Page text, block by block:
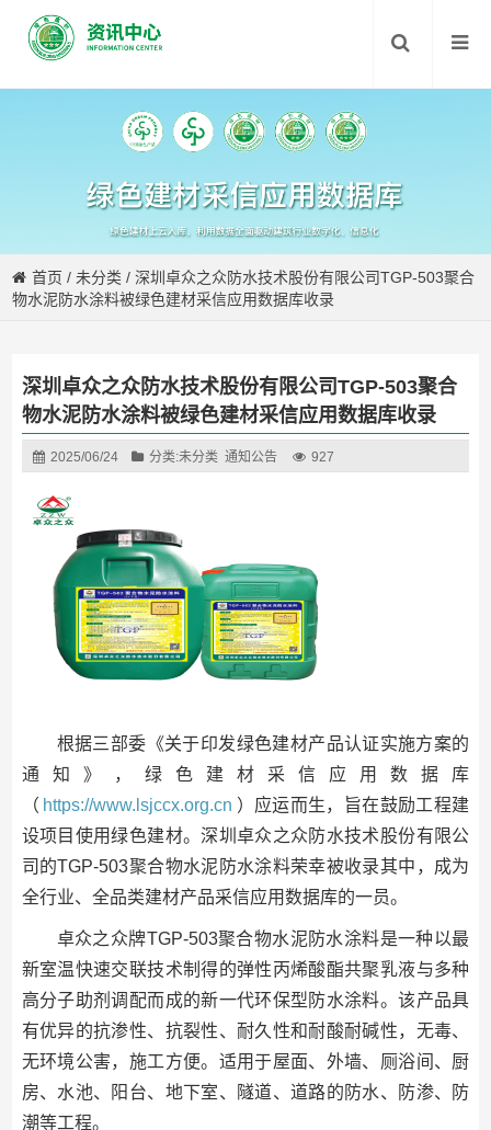
首页 /未分类 /深圳卓众之众防水技术股份有限公司TGP-503聚合
物水泥防水涂料被绿色建材采信应用数据库收录
深圳卓众之众防水技术股份有限公司TGP-503聚合
物水泥防水涂料被绿色建材采信应用数据库收录
2025/06/24 分类:未分类 通知公告 927
根据三部委《关于印发绿色建材产品认证实施方案的
通知》，绿色建材采信应用数据库
（ https://www.lsjccx.org.cn ）应运而生，旨在鼓励工程建
设项目使用绿色建材。深圳卓众之众防水技术股份有限公
司的TGP-503聚合物水泥防水涂料荣幸被收录其中，成为
全行业、全品类建材产品采信应用数据库的一员。
卓众之众牌TGP-503聚合物水泥防水涂料是一种以最
新室温快速交联技术制得的弹性丙烯酸酯共聚乳液与多种
高分子助剂调配而成的新一代环保型防水涂料。该产品具
有优异的抗渗性、抗裂性、耐久性和耐酸耐碱性，无毒、
无环境公害，施工方便。适用于屋面、外墙、厕浴间、厨
房、水池、阳台、地下室、隧道、道路的防水、防渗、防
潮等工程。